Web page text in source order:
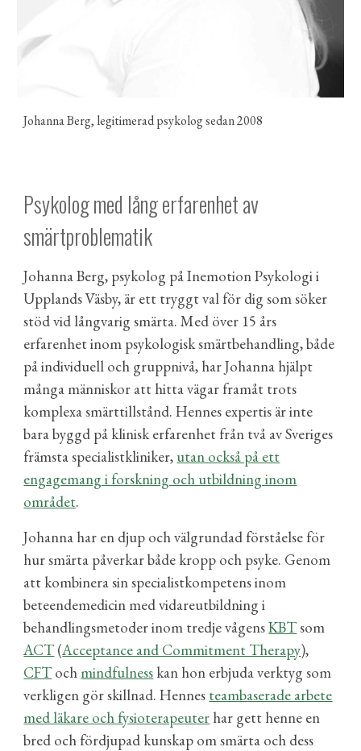
Johanna Berg, legitimerad psykolog sedan 2008
Psykolog med lång erfarenhet av
smärtproblematik
Johanna Berg, psykolog på Inemotion Psykologi i
Upplands Väsby, är ett tryggt val för dig som söker
stöd vid långvarig smärta. Med över 15 års
erfarenhet inom psykologisk smärtbehandling, både
på individuell och gruppnivå, har Johanna hjälpt
många människor att hitta vägar framåt trots
komplexa smärttillstånd. Hennes expertis är inte
bara byggd på klinisk erfarenhet från två av Sveriges
främsta specialistkliniker, utan också på ett
engagemang i forskning och utbildning inom
området.
Johanna har en djup och välgrundad förståelse för
hur smärta påverkar både kropp och psyke. Genom
att kombinera sin specialistkompetens inom
beteendemedicin med vidareutbildning i
behandlingsmetoder inom tredje vågensKBTsom
ACT (Acceptance and Commitment Therapy),
CFT och mindfulness kan hon erbjuda verktyg som
verkligen gör skillnad. Hennes teambaserade arbete
med läkare och fysioterapeuter har gett henne en
bred och fördjupad kunskap om smärta och dess